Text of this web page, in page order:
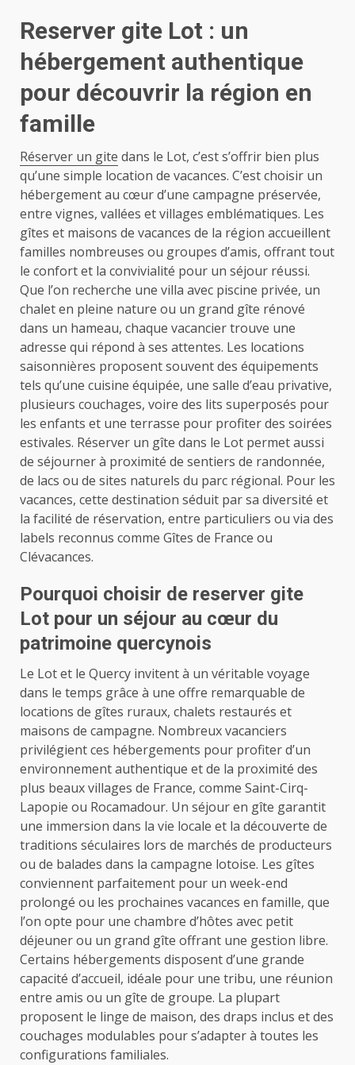
Reserver gite Lot : un
hébergement authentique
pour découvrir la région en
famille
Réserver un gite dans le Lot, c’est s’offrir bien plus
qu’une simple location de vacances. C’est choisir un
hébergement au cœur d’une campagne préservée,
entre vignes, vallées et villages emblématiques. Les
gîtes et maisons de vacances de la région accueillent
familles nombreuses ou groupes d’amis, offrant tout
le confort et la convivialité pour un séjour réussi.
Que l’on recherche une villa avec piscine privée, un
chalet en pleine nature ou un grand gîte rénové
dans un hameau, chaque vacancier trouve une
adresse qui répond à ses attentes. Les locations
saisonnières proposent souvent des équipements
tels qu’une cuisine équipée, une salle d’eau privative,
plusieurs couchages, voire des lits superposés pour
les enfants et une terrasse pour profiter des soirées
estivales. Réserver un gîte dans le Lot permet aussi
de séjourner à proximité de sentiers de randonnée,
de lacs ou de sites naturels du parc régional. Pour les
vacances, cette destination séduit par sa diversité et
la facilité de réservation, entre particuliers ou via des
labels reconnus comme Gîtes de France ou
Clévacances.
Pourquoi choisir de reserver gite
Lot pour un séjour au cœur du
patrimoine quercynois
Le Lot et le Quercy invitent à un véritable voyage
dans le temps grâce à une offre remarquable de
locations de gîtes ruraux, chalets restaurés et
maisons de campagne. Nombreux vacanciers
privilégient ces hébergements pour profiter d’un
environnement authentique et de la proximité des
plus beaux villages de France, comme Saint-Cirq-
Lapopie ou Rocamadour. Un séjour en gîte garantit
une immersion dans la vie locale et la découverte de
traditions séculaires lors de marchés de producteurs
ou de balades dans la campagne lotoise. Les gîtes
conviennent parfaitement pour un week-end
prolongé ou les prochaines vacances en famille, que
l’on opte pour une chambre d’hôtes avec petit
déjeuner ou un grand gîte offrant une gestion libre.
Certains hébergements disposent d’une grande
capacité d’accueil, idéale pour une tribu, une réunion
entre amis ou un gîte de groupe. La plupart
proposent le linge de maison, des draps inclus et des
couchages modulables pour s’adapter à toutes les
configurations familiales.